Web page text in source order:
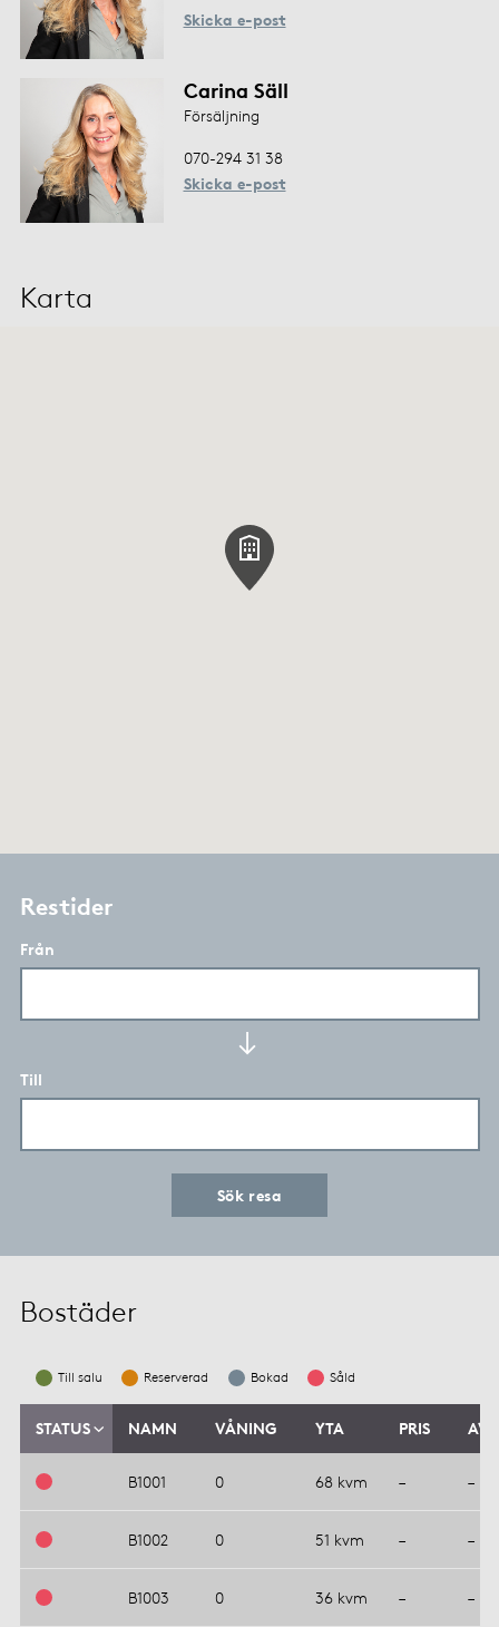
Skicka e-post
Carina Säll
Försäljning
070-294 31 38
Skicka e-post
Karta
Restider
Från
Till
Sök resa
Bostäder
Till salu Reserverad Bokad Såld
STATUS NAMN VÅNING YTA PRIS
B1001 0 68 kvm – –
B1002 0 51 kvm – –
B1003 0 36 kvm – –